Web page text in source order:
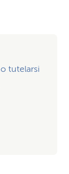
tutelarsi